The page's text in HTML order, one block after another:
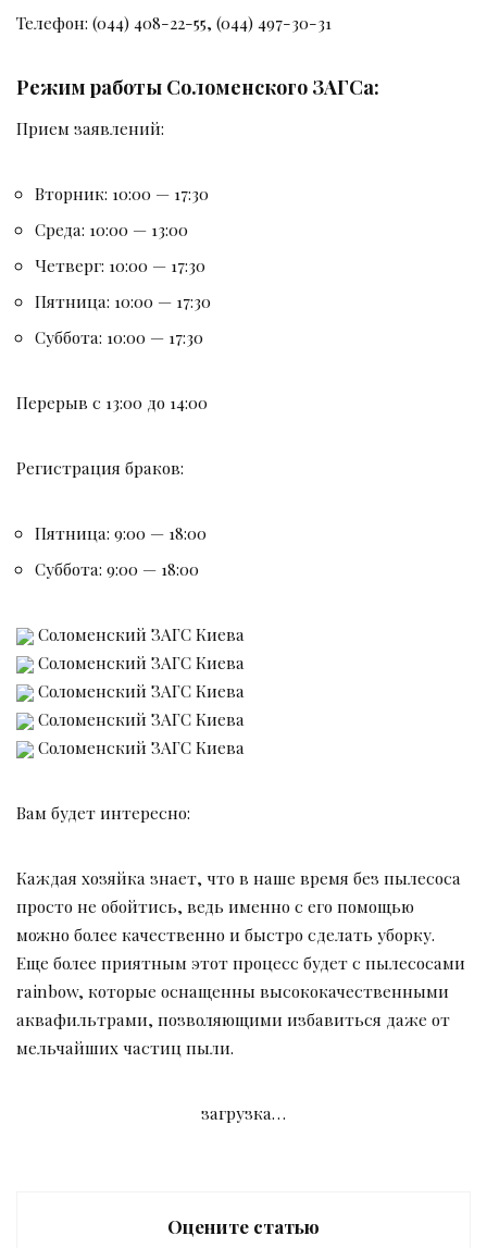
Телефон: (044) 408-22-55, (044) 497-30-31
Режим работы Соломенского ЗАГСа:
Прием заявлений:
Вторник: 10:00 — 17:30
Среда: 10:00 — 13:00
Четверг: 10:00 — 17:30
Пятница: 10:00 — 17:30
Суббота: 10:00 — 17:30
Перерыв c 13:00 до 14:00
Регистрация браков:
Пятница: 9:00 — 18:00
Суббота: 9:00 — 18:00
Соломенский ЗАГС Киева
Соломенский ЗАГС Киева
Соломенский ЗАГС Киева
Соломенский ЗАГС Киева
Соломенский ЗАГС Киева
Вам будет интересно:
Каждая хозяйка знает, что в наше время без пылесоса
просто не обойтись, ведь именно с его помощью
можно более качественно и быстро сделать уборку.
Еще более приятным этот процесс будет с пылесосами
rainbow, которые оснащенны высококачественными
аквафильтрами, позволяющими избавиться даже от
мельчайших частиц пыли.
загрузка…
Оцените статью